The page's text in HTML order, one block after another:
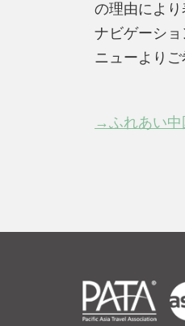
の理由により
ナビゲーシ
ニューよりご
→ふれあい中